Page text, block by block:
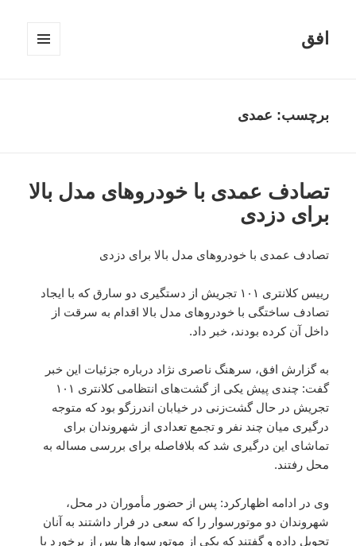
افق
برچسب: عمدی
تصادف عمدی با خودروهای مدل‌ بالا
برای دزدی
تصادف عمدی با خودروهای مدل‌ بالا برای دزدی
رییس کلانتری ۱۰۱ تجریش از دستگیری دو سارق که با ایجاد
تصادف ساختگی با خودروهای مدل‌ بالا اقدام به سرقت از
داخل آن کرده بودند، خبر داد.
به گزارش افق، سرهنگ ناصری نژاد درباره جزئیات این خبر
گفت: چندی پیش یکی از گشت‌های انتظامی کلانتری ۱۰۱
تجریش در حال گشت‌زنی در خیابان اندرزگو بود که متوجه
درگیری میان چند نفر و تجمع تعدادی از شهروندان برای
تماشای این درگیری شد که بلافاصله برای بررسی مساله به
محل رفتند.
وی در ادامه اظهارکرد:‌ پس از حضور مأموران در محل،
شهروندان دو موتورسوار را که سعی در فرار داشتند به آنان
تحویل داده و گفتند که یکی از موتورسوارها پس از برخورد با